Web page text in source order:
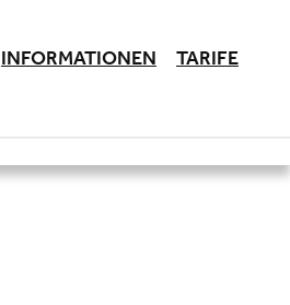
INFORMATIONEN TARIFE